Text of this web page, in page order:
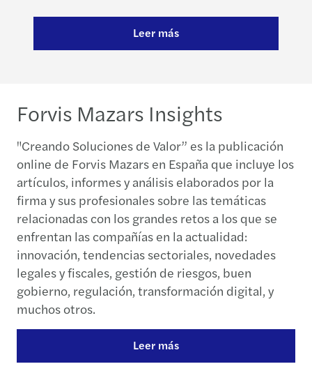
Leer más
Forvis Mazars Insights
"Creando Soluciones de Valor” es la publicación
online de Forvis Mazars en España que incluye los
artículos, informes y análisis elaborados por la
firma y sus profesionales sobre las temáticas
relacionadas con los grandes retos a los que se
enfrentan las compañías en la actualidad:
innovación, tendencias sectoriales, novedades
legales y fiscales, gestión de riesgos, buen
gobierno, regulación, transformación digital, y
muchos otros.
Leer más